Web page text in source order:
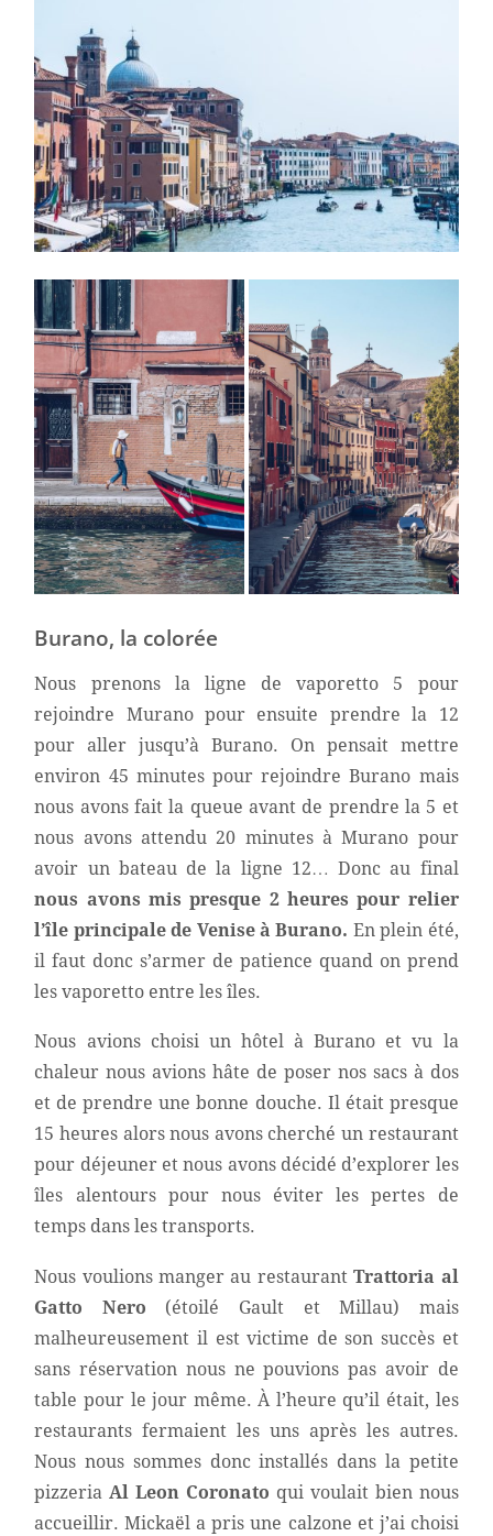
Burano, la colorée
Nous prenons la ligne de vaporetto 5 pour
rejoindre Murano pour ensuite prendre la 12
pour aller jusqu’à Burano. On pensait mettre
environ 45 minutes pour rejoindre Burano mais
nous avons fait la queue avant de prendre la 5 et
nous avons attendu 20 minutes à Murano pour
avoir un bateau de la ligne 12… Donc au final
nous avons mis presque 2 heures pour relier
l’île principale de Venise à Burano. En plein été,
il faut donc s’armer de patience quand on prend
les vaporetto entre les îles.
Nous avions choisi un hôtel à Burano et vu la
chaleur nous avions hâte de poser nos sacs à dos
et de prendre une bonne douche. Il était presque
15 heures alors nous avons cherché un restaurant
pour déjeuner et nous avons décidé d’explorer les
îles alentours pour nous éviter les pertes de
temps dans les transports.
Nous voulions manger au restaurantTrattoria al
Gatto Nero (étoilé Gault et Millau) mais
malheureusement il est victime de son succès et
sans réservation nous ne pouvions pas avoir de
table pour le jour même. À l’heure qu’il était, les
restaurants fermaient les uns après les autres.
Nous nous sommes donc installés dans la petite
pizzeria Al Leon Coronato qui voulait bien nous
accueillir. Mickaël a pris une calzone et j’ai choisi